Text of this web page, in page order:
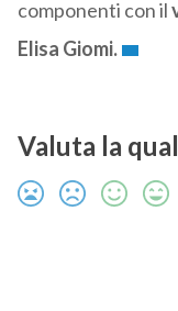
componenti con il
Elisa Giomi.
Valuta la